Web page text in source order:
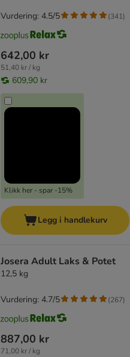
642,00 kr
51,40 kr / kg
609,90 kr
Klikk her - spar -15%
Vurdering: 4.5/5 (341)
Legg i handlekurv
Josera Adult Laks & Potet
12,5 kg
887,00 kr
71,00 kr / kg
Vurdering: 4.7/5 (267)